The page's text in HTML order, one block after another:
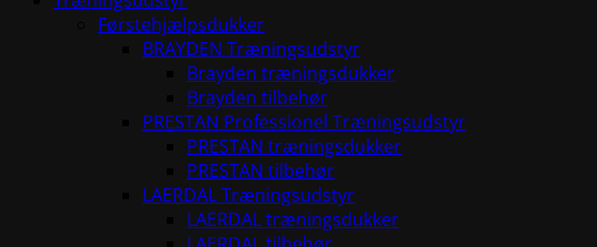
Førstehjælpsdukker
BRAYDEN Træningsudstyr
Brayden træningsdukker
Brayden tilbehør
PRESTAN Professionel Træningsudstyr
PRESTAN træningsdukker
PRESTAN tilbehør
LAERDAL Træningsudstyr
LAERDAL træningsdukker